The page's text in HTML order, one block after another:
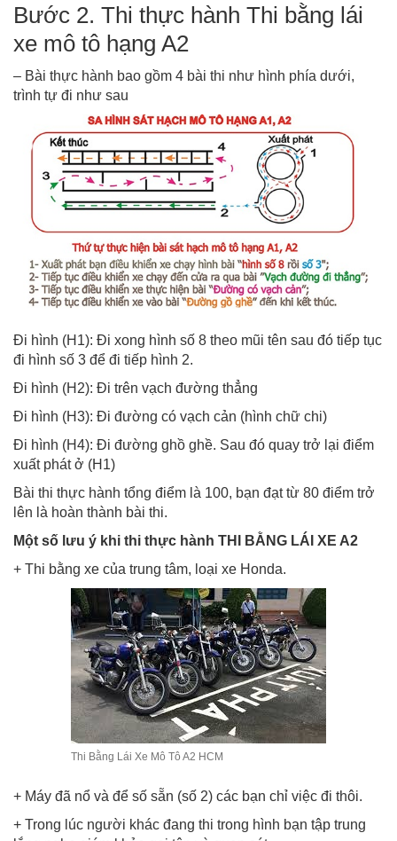
Bước 2. Thi thực hành Thi bằng lái
xe mô tô hạng A2
– Bài thực hành bao gồm 4 bài thi như hình phía dưới,
trình tự đi như sau
Đi hình (H1): Đi xong hình số 8 theo mũi tên sau đó tiếp tục
đi hình số 3 để đi tiếp hình 2.
Đi hình (H2): Đi trên vạch đường thẳng
Đi hình (H3): Đi đường có vạch cản (hình chữ chi)
Đi hình (H4): Đi đường ghồ ghề. Sau đó quay trở lại điểm
xuất phát ở (H1)
Bài thi thực hành tổng điểm là 100, bạn đạt từ 80 điểm trở
lên là hoàn thành bài thi.
Một số lưu ý khi thi thực hành THI BẰNG LÁI XE A2
+ Thi bằng xe của trung tâm, loại xe Honda.
Thi Bằng Lái Xe Mô Tô A2 HCM
+ Máy đã nổ và để số sẵn (số 2) các bạn chỉ việc đi thôi.
+ Trong lúc người khác đang thi trong hình bạn tập trung